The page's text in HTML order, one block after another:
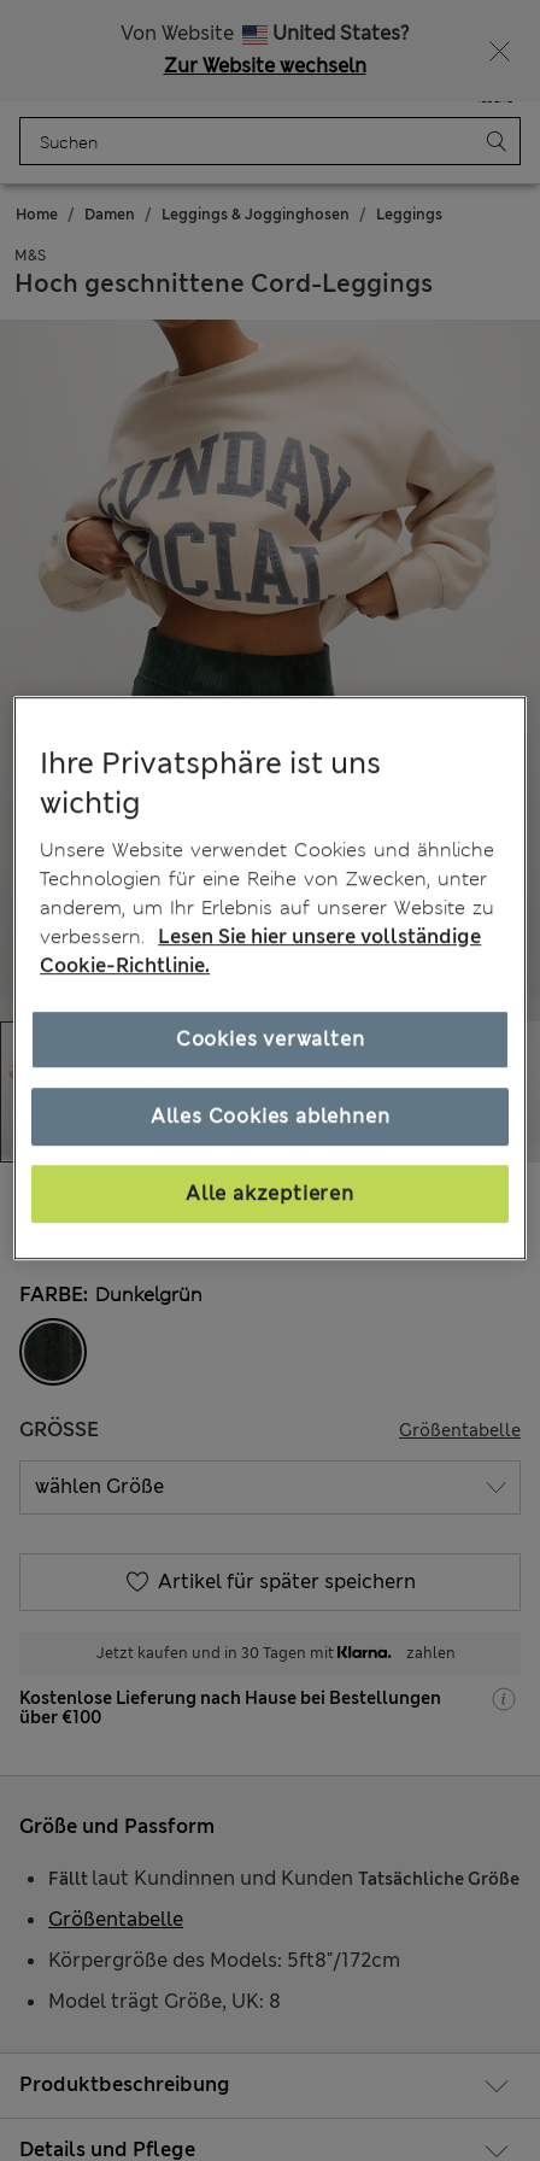
Von Website
United States?
Zur Website wechseln
Tasche
Home Damen Leggings & Jogginghosen Leggings
M&S
Hoch geschnittene Cord-Leggings
1.238 Bewertungen
Alle Preise enthalten Steuern und Abgaben
FARBE: Dunkelgrün
GRÖSSE Größentabelle
Artikel für später speichern
Jetzt kaufen und in 30 Tagen mit zahlen
Kostenlose Lieferung nach Hause bei Bestellungen
über €100
Produktbeschreibung
Details und Pflege
Größe und Passform
Fällt laut Kundinnen und Kunden Tatsächliche Größe
Körpergröße des Models: 5ft8"/172cm
Model trägt Größe, UK: 8
Größentabelle
Ihre Privatsphäre ist uns
wichtig
Unsere Website verwendet Cookies und ähnliche
Technologien für eine Reihe von Zwecken, unter
anderem, um Ihr Erlebnis auf unserer Website zu
verbessern.
Lesen Sie hier unsere vollständige
Cookie-Richtlinie.
Alles Cookies ablehnen
Alle akzeptieren
Cookies verwalten